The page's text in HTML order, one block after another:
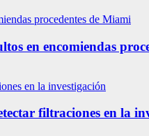
en encomiendas
filtraciones en la